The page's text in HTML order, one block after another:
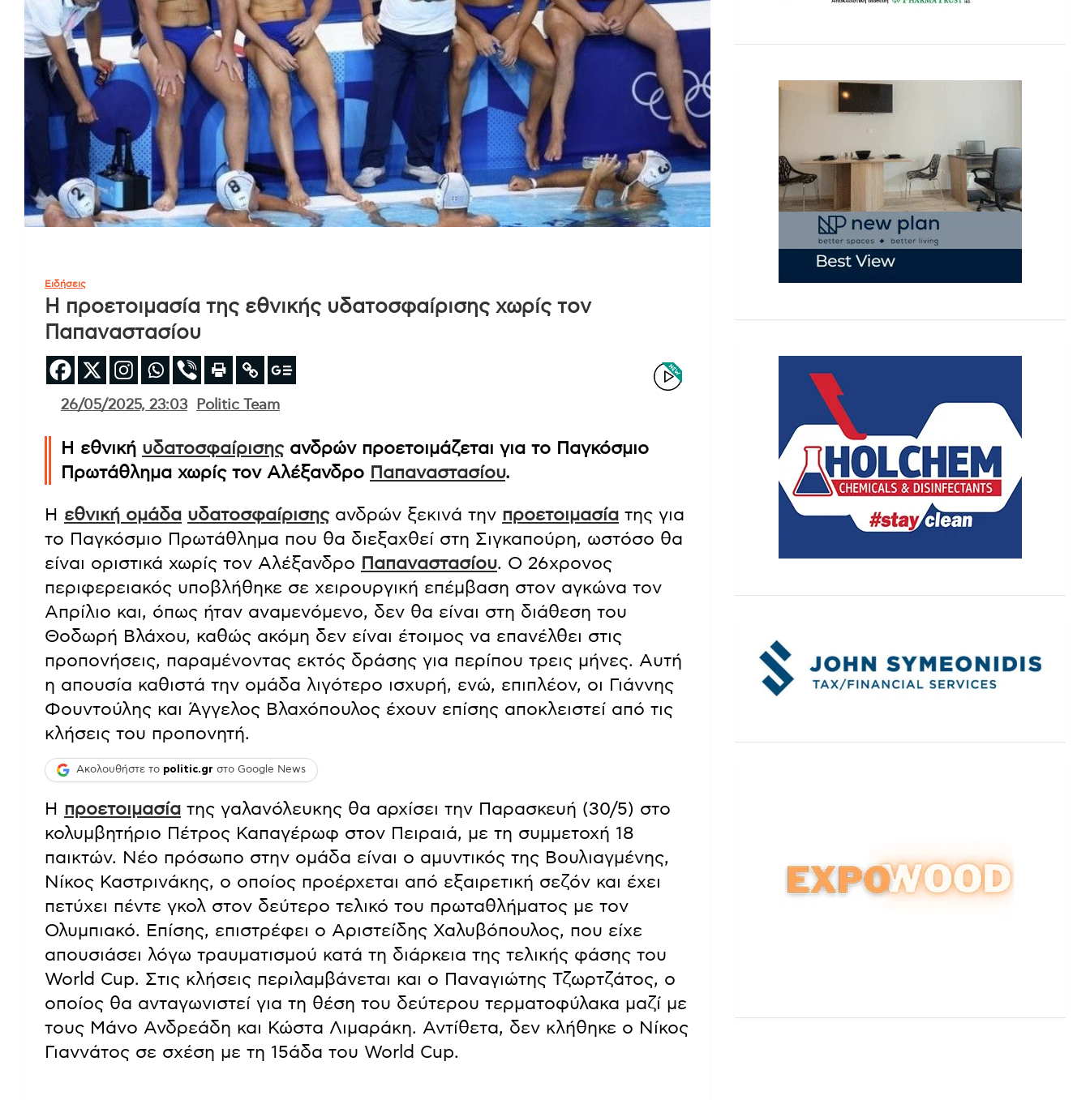
Ειδήσεις
Η προετοιμασία της εθνικής υδατοσφαίρισης χωρίς τον
Παπαναστασίου
26/05/2025, 23:03 Politic Team
Η εθνική υδατοσφαίρισηςανδρών προετοιμάζεται για το Παγκόσμιο
Πρωτάθλημα χωρίς τον Αλέξανδρο Παπαναστασίου.
Η εθνική ομάδα υδατοσφαίρισηςανδρών ξεκινά την προετοιμασία της για
το Παγκόσμιο Πρωτάθλημα που θα διεξαχθεί στη Σιγκαπούρη, ωστόσο θα
είναι οριστικά χωρίς τον Αλέξανδρο Παπαναστασίου. Ο 26χρονος
περιφερειακός υποβλήθηκε σε χειρουργική επέμβαση στον αγκώνα τον
Απρίλιο και, όπως ήταν αναμενόμενο, δεν θα είναι στη διάθεση του
Θοδωρή Βλάχου, καθώς ακόμη δεν είναι έτοιμος να επανέλθει στις
προπονήσεις, παραμένοντας εκτός δράσης για περίπου τρεις μήνες. Αυτή
η απουσία καθιστά την ομάδα λιγότερο ισχυρή, ενώ, επιπλέον, οι Γιάννης
Φουντούλης και Άγγελος Βλαχόπουλος έχουν επίσης αποκλειστεί από τις
κλήσεις του προπονητή.
Ακολουθήστε το politic.gr στο Google News
Η προετοιμασία της γαλανόλευκης θα αρχίσει την Παρασκευή (30/5) στο
κολυμβητήριο Πέτρος Καπαγέρωφ στον Πειραιά, με τη συμμετοχή 18
παικτών. Νέο πρόσωπο στην ομάδα είναι ο αμυντικός της Βουλιαγμένης,
Νίκος Καστρινάκης, ο οποίος προέρχεται από εξαιρετική σεζόν και έχει
πετύχει πέντε γκολ στον δεύτερο τελικό του πρωταθλήματος με τον
Ολυμπιακό. Επίσης, επιστρέφει ο Αριστείδης Χαλυβόπουλος, που είχε
απουσιάσει λόγω τραυματισμού κατά τη διάρκεια της τελικής φάσης του
World Cup. Στις κλήσεις περιλαμβάνεται και ο Παναγιώτης Τζωρτζάτος, ο
οποίος θα ανταγωνιστεί για τη θέση του δεύτερου τερματοφύλακα μαζί με
τους Μάνο Ανδρεάδη και Κώστα Λιμαράκη. Αντίθετα, δεν κλήθηκε ο Νίκος
Γιαννάτος σε σχέση με τη 15άδα του World Cup.